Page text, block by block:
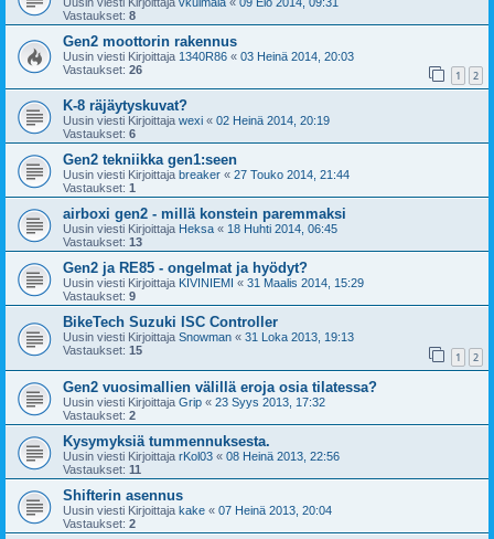
Vastaukset: 8
Gen2 moottorin rakennus
Uusin viesti Kirjoittaja 1340R86 « 03 Heinä 2014, 20:03
Vastaukset: 26 1 2
K-8 räjäytyskuvat?
Uusin viesti Kirjoittaja wexi « 02 Heinä 2014, 20:19
Vastaukset: 6
Gen2 tekniikka gen1:seen
Uusin viesti Kirjoittaja breaker « 27 Touko 2014, 21:44
Vastaukset: 1
airboxi gen2 - millä konstein paremmaksi
Uusin viesti Kirjoittaja Heksa « 18 Huhti 2014, 06:45
Vastaukset: 13
Gen2 ja RE85 - ongelmat ja hyödyt?
Uusin viesti Kirjoittaja KIVINIEMI « 31 Maalis 2014, 15:29
Vastaukset: 9
BikeTech Suzuki ISC Controller
Uusin viesti Kirjoittaja Snowman « 31 Loka 2013, 19:13
Vastaukset: 15 1 2
Gen2 vuosimallien välillä eroja osia tilatessa?
Uusin viesti Kirjoittaja Grip « 23 Syys 2013, 17:32
Vastaukset: 2
Kysymyksiä tummennuksesta.
Uusin viesti Kirjoittaja rKol03 « 08 Heinä 2013, 22:56
Vastaukset: 11
Shifterin asennus
Uusin viesti Kirjoittaja kake « 07 Heinä 2013, 20:04
Vastaukset: 2